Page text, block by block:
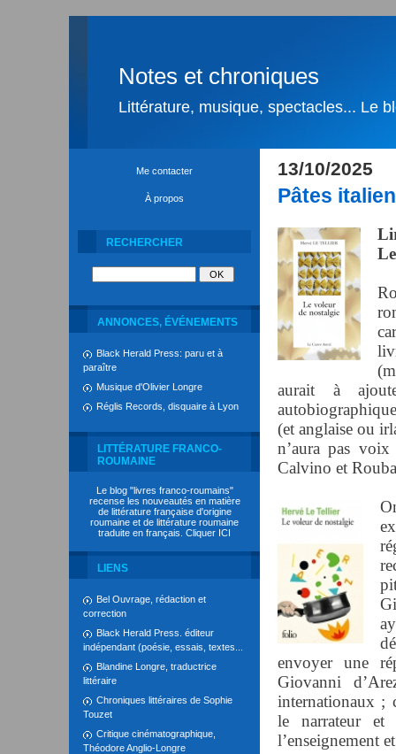
Notes et chroniques
Littérature, musique, spectacles... Le
Me contacter
À propos
RECHERCHER
ANNONCES, ÉVÉNEMENTS
Black Herald Press: paru et à
paraître
Musique d'Olivier Longre
Réglis Records, disquaire à Lyon
LITTÉRATURE FRANCO-
ROUMAINE
Le blog "livres franco-roumains"
recense les nouveautés en matière
de littérature française d'origine
roumaine et de littérature roumaine
traduite en français. Cliquer ICI
LIENS
Bel Ouvrage, rédaction et
correction
Black Herald Press. éditeur
indépendant (poésie, essais, textes...
Blandine Longre, traductrice
littéraire
Chroniques littéraires de Sophie
Touzet
Critique cinématographique,
Théodore Anglio-Longre
13/10/2025
Pâtes
aurait à
(et anglaise ou
n’aura pas
Calvino et
envoyer une
Giovanni
internationaux ;
le narrateur
l’enseignement